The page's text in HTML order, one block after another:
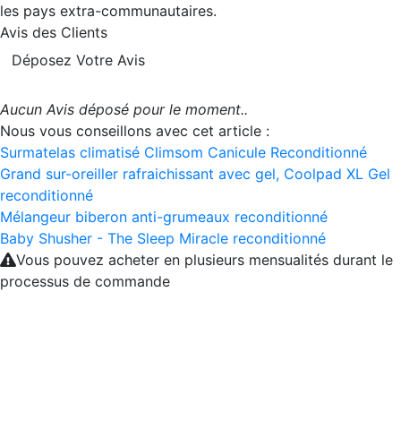
les pays extra-communautaires.
Avis des Clients
Déposez Votre Avis
Aucun Avis déposé pour le moment..
Nous vous conseillons avec cet article :
Surmatelas climatisé Climsom Canicule Reconditionné
Grand sur-oreiller rafraichissant avec gel, Coolpad XL Gel
reconditionné
Mélangeur biberon anti-grumeaux reconditionné
Baby Shusher - The Sleep Miracle reconditionné
Vous pouvez acheter en plusieurs mensualités durant le
processus de commande